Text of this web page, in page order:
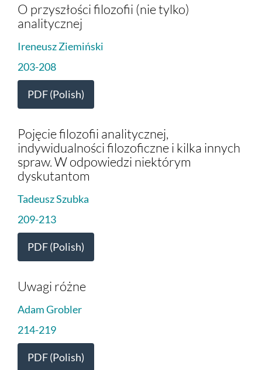
O przyszłości filozofii (nie tylko)
analitycznej
Ireneusz Ziemiński
203-208
PDF (Polish)
Pojęcie filozofii analitycznej,
indywidualności filozoficzne i kilka innych
spraw. W odpowiedzi niektórym
dyskutantom
Tadeusz Szubka
209-213
PDF (Polish)
Uwagi różne
Adam Grobler
214-219
PDF (Polish)